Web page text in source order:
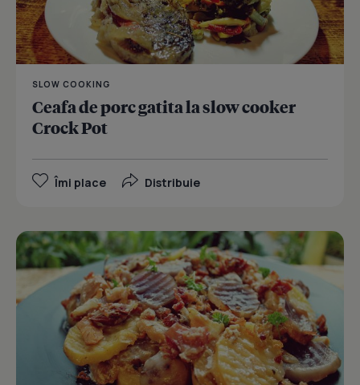
SLOW COOKING
Ceafa de porc gatita la slow cooker
Crock Pot
Îmi place Distribuie